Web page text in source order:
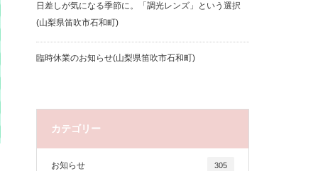
日差しが気になる季節に。「調光レンズ」という選択
(山梨県笛吹市石和町)
臨時休業のお知らせ(山梨県笛吹市石和町)
カテゴリー
お知らせ 305